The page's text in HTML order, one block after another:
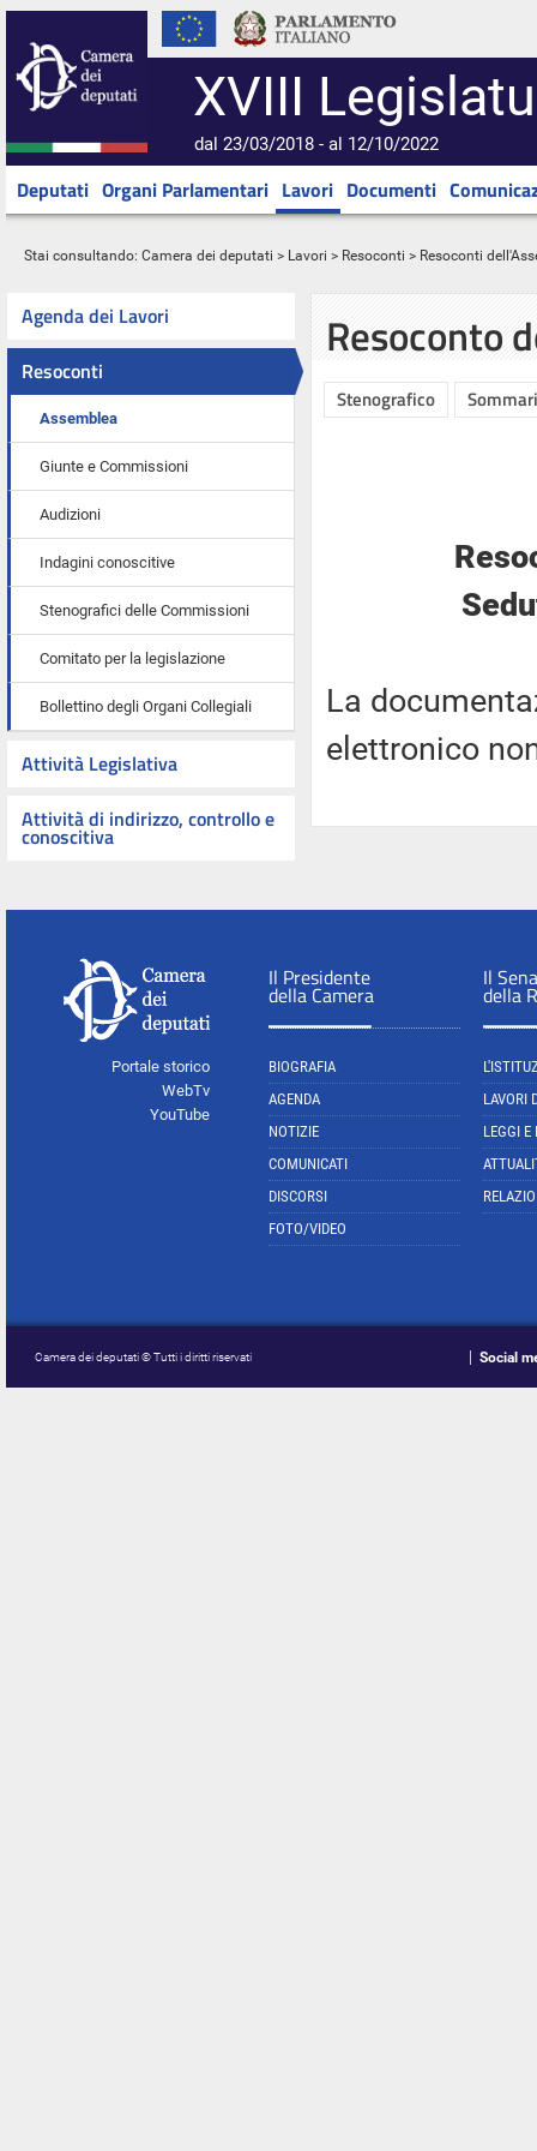
XVIII
dal 23/03/2018 - al 12/10/2022
Deputati Organi Parlamentari Lavori Documenti
Stai consultando: Camera dei deputati > Lavori > Resoconti > Resoconti
Agenda dei Lavori
Resoconti
Assemblea
Giunte e Commissioni
Audizioni
Indagini conoscitive
Stenografici delle Commissioni
Comitato per la legislazione
Bollettino degli Organi Collegiali
Attività Legislativa
Attività di indirizzo, controllo e
conoscitiva
Resoconto
Stenografico
La
elettronico
Portale storico
WebTv
YouTube
Il Presidente
della Camera
BIOGRAFIA
AGENDA
NOTIZIE
COMUNICATI
DISCORSI
FOTO/VIDEO
Il
della
LAVORI
LEGGI E
Camera dei deputati © Tutti i diritti riservati Social